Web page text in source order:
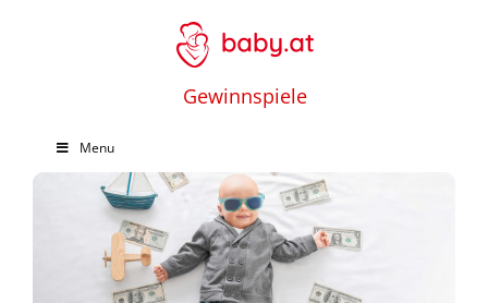
Gewinnspiele
Menu